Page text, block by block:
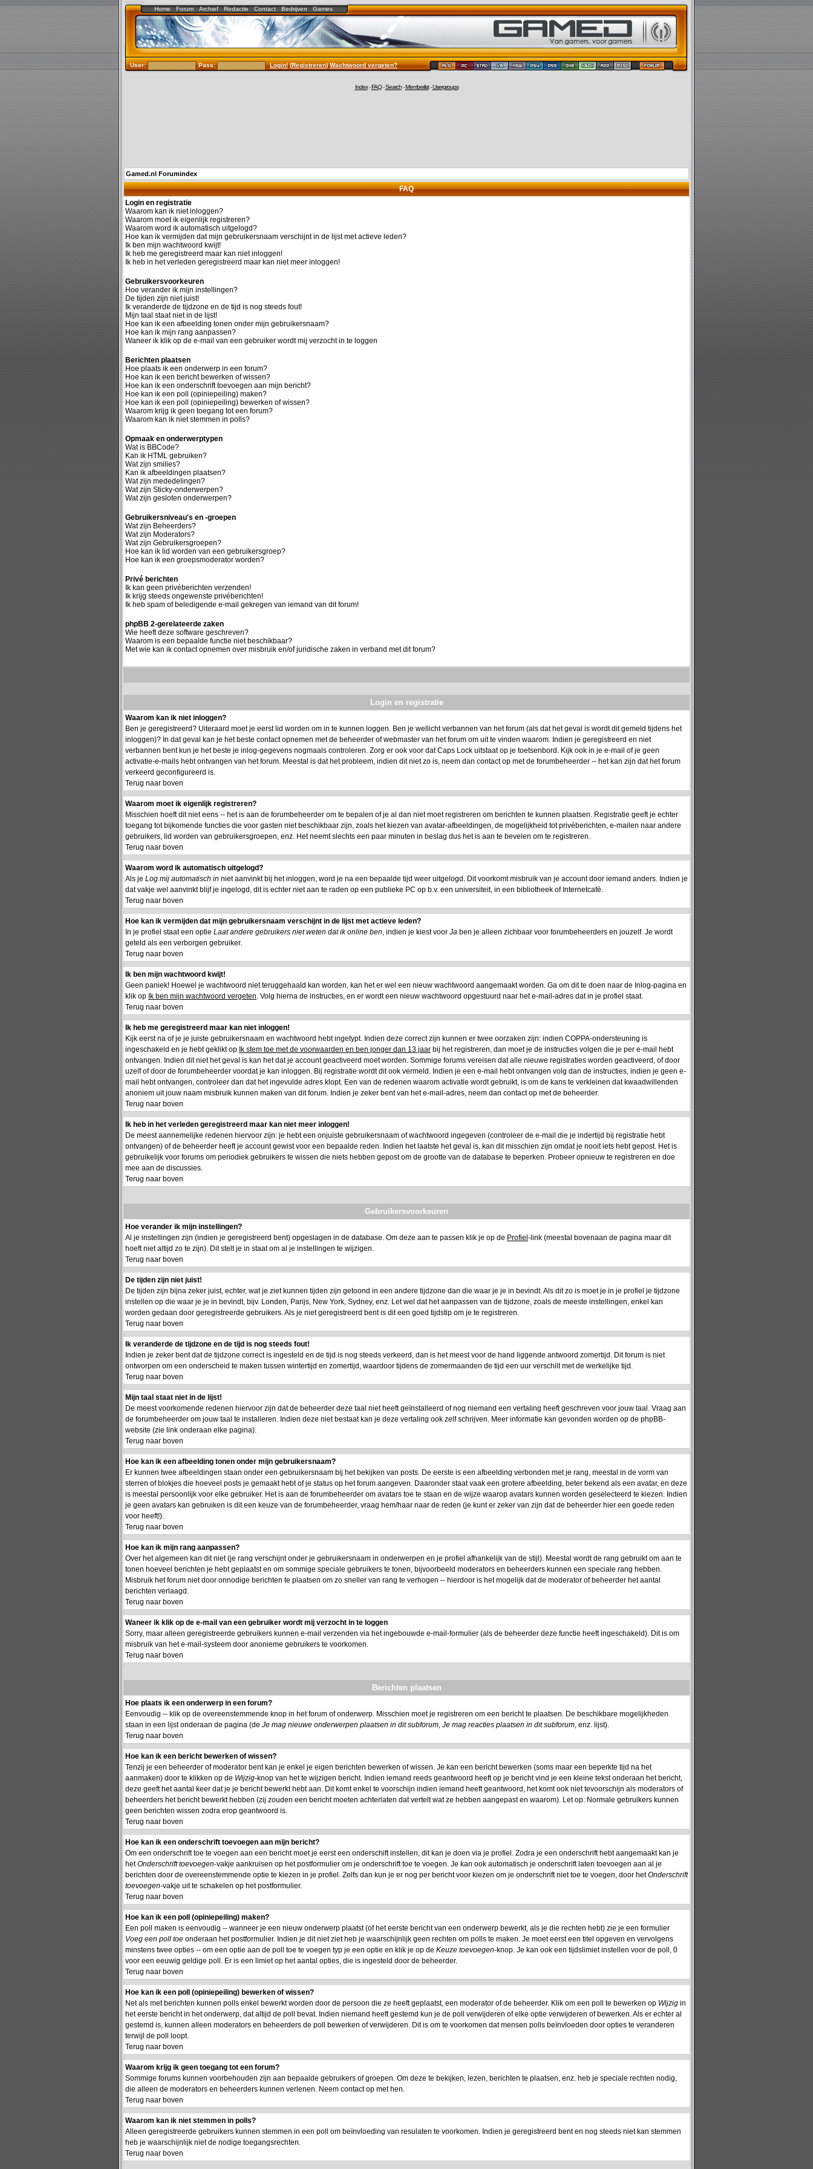
Home Forum Archief Redactie Contact Bedrijven Games
User: Pass: Login!(Registreren)Wachtwoord vergeten?
Index-FAQ-Search-Memberlist-Usergroups
Gamed.nl Forumindex
FAQ
Login en registratie
Waarom kan ik niet inloggen?
Waarom moet ik eigenlijk registreren?
Waarom word ik automatisch uitgelogd?
Hoe kan ik vermijden dat mijn gebruikersnaam verschijnt in de lijst met actieve leden?
Ik ben mijn wachtwoord kwijt!
Ik heb me geregistreerd maar kan niet inloggen!
Ik heb in het verleden geregistreerd maar kan niet meer inloggen!
Gebruikersvoorkeuren
Hoe verander ik mijn instellingen?
De tijden zijn niet juist!
Ik veranderde de tijdzone en de tijd is nog steeds fout!
Mijn taal staat niet in de lijst!
Hoe kan ik een afbeelding tonen onder mijn gebruikersnaam?
Hoe kan ik mijn rang aanpassen?
Waneer ik klik op de e-mail van een gebruiker wordt mij verzocht in te loggen
Berichten plaatsen
Hoe plaats ik een onderwerp in een forum?
Hoe kan ik een bericht bewerken of wissen?
Hoe kan ik een onderschrift toevoegen aan mijn bericht?
Hoe kan ik een poll (opiniepeiling) maken?
Hoe kan ik een poll (opiniepeiling) bewerken of wissen?
Waarom krijg ik geen toegang tot een forum?
Waarom kan ik niet stemmen in polls?
Opmaak en onderwerptypen
Wat is BBCode?
Kan ik HTML gebruiken?
Wat zijn smilies?
Kan ik afbeeldingen plaatsen?
Wat zijn mededelingen?
Wat zijn Sticky-onderwerpen?
Wat zijn gesloten onderwerpen?
Gebruikersniveau's en -groepen
Wat zijn Beheerders?
Wat zijn Moderators?
Wat zijn Gebruikersgroepen?
Hoe kan ik lid worden van een gebruikersgroep?
Hoe kan ik een groepsmoderator worden?
Privé berichten
Ik kan geen privéberichten verzenden!
Ik krijg steeds ongewenste privéberichten!
Ik heb spam of beledigende e-mail gekregen van iemand van dit forum!
phpBB 2-gerelateerde zaken
Wie heeft deze software geschreven?
Waarom is een bepaalde functie niet beschikbaar?
Met wie kan ik contact opnemen over misbruik en/of juridische zaken in verband met dit forum?
Login en registratie
Waarom kan ik niet inloggen?
Ben je geregistreerd? Uiteraard moet je eerst lid worden om in te kunnen loggen. Ben je wellicht verbannen van het forum (als dat het geval is wordt dit gemeld tijdens het
inloggen)? In dat geval kan je het beste contact opnemen met de beheerder of webmaster van het forum om uit te vinden waarom. Indien je geregistreerd en niet
verbannen bent kun je het beste je inlog-gegevens nogmaals controleren. Zorg er ook voor dat Caps Lock uitstaat op je toetsenbord. Kijk ook in je e-mail of je geen
activatie-e-mails hebt ontvangen van het forum. Meestal is dat het probleem, indien dit niet zo is, neem dan contact op met de forumbeheerder -- het kan zijn dat het forum
verkeerd geconfigureerd is.
Terug naar boven
Waarom moet ik eigenlijk registreren?
Misschien hoeft dit niet eens -- het is aan de forumbeheerder om te bepalen of je al dan niet moet registreren om berichten te kunnen plaatsen. Registratie geeft je echter
toegang tot bijkomende functies die voor gasten niet beschikbaar zijn, zoals het kiezen van avatar-afbeeldingen, de mogelijkheid tot privéberichten, e-mailen naar andere
gebruikers, lid worden van gebruikersgroepen, enz. Het neemt slechts een paar minuten in beslag dus het is aan te bevelen om te registreren.
Terug naar boven
Waarom word ik automatisch uitgelogd?
Als je Log mij automatisch in niet aanvinkt bij het inloggen, word je na een bepaalde tijd weer uitgelogd. Dit voorkomt misbruik van je account door iemand anders. Indien je
dat vakje wel aanvinkt blijf je ingelogd, dit is echter niet aan te raden op een publieke PC op b.v. een universiteit, in een bibliotheek of Internetcafé.
Terug naar boven
Hoe kan ik vermijden dat mijn gebruikersnaam verschijnt in de lijst met actieve leden?
In je profiel staat een optie Laat andere gebruikers niet weten dat ik online ben, indien je kiest voor Ja ben je alleen zichbaar voor forumbeheerders en jouzelf. Je wordt
geteld als een verborgen gebruiker.
Terug naar boven
Ik ben mijn wachtwoord kwijt!
Geen paniek! Hoewel je wachtwoord niet teruggehaald kan worden, kan het er wel een nieuw wachtwoord aangemaakt worden. Ga om dit te doen naar de Inlog-pagina en
klik op Ik ben mijn wachtwoord vergeten. Volg hierna de instructies, en er wordt een nieuw wachtwoord opgestuurd naar het e-mail-adres dat in je profiel staat.
Terug naar boven
Ik heb me geregistreerd maar kan niet inloggen!
Kijk eerst na of je je juiste gebruikersnaam en wachtwoord hebt ingetypt. Indien deze correct zijn kunnen er twee oorzaken zijn: indien COPPA-ondersteuning is
ingeschakeld en je hebt geklikt op Ik stem toe met de voorwaarden en ben jonger dan 13 jaar bij het registreren, dan moet je de instructies volgen die je per e-mail hebt
ontvangen. Indien dit niet het geval is kan het dat je account geactiveerd moet worden. Sommige forums vereisen dat alle nieuwe registraties worden geactiveerd, of door
uzelf of door de forumbeheerder voordat je kan inloggen. Bij registratie wordt dit ook vermeld. Indien je een e-mail hebt ontvangen volg dan de instructies, indien je geen e-
mail hebt ontvangen, controleer dan dat het ingevulde adres klopt. Een van de redenen waarom activatie wordt gebruikt, is om de kans te verkleinen dat kwaadwillenden
anoniem uit jouw naam misbruik kunnen maken van dit forum. Indien je zeker bent van het e-mail-adres, neem dan contact op met de beheerder.
Terug naar boven
Ik heb in het verleden geregistreerd maar kan niet meer inloggen!
De meest aannemelijke redenen hiervoor zijn: je hebt een onjuiste gebruikersnaam of wachtwoord ingegeven (controleer de e-mail die je indertijd bij registratie hebt
ontvangen) of de beheerder heeft je account gewist voor een bepaalde reden. Indien het laatste het geval is, kan dit misschien zijn omdat je nooit iets hebt gepost. Het is
gebruikelijk voor forums om periodiek gebruikers te wissen die niets hebben gepost om de grootte van de database te beperken. Probeer opnieuw te registreren en doe
mee aan de discussies.
Terug naar boven
Gebruikersvoorkeuren
Hoe verander ik mijn instellingen?
Al je instellingen zijn (indien je geregistreerd bent) opgeslagen in de database. Om deze aan te passen klik je op de Profiel -link (meestal bovenaan de pagina maar dit
hoeft niet altijd zo te zijn). Dit stelt je in staat om al je instellingen te wijzigen.
Terug naar boven
De tijden zijn niet juist!
De tijden zijn bijna zeker juist, echter, wat je ziet kunnen tijden zijn getoond in een andere tijdzone dan die waar je je in bevindt. Als dit zo is moet je in je profiel je tijdzone
instellen op die waar je je in bevindt, bijv. Londen, Parijs, New York, Sydney, enz. Let wel dat het aanpassen van de tijdzone, zoals de meeste instellingen, enkel kan
worden gedaan door geregistreerde gebruikers. Als je niet geregistreerd bent is dit een goed tijdstip om je te registreren.
Terug naar boven
Ik veranderde de tijdzone en de tijd is nog steeds fout!
Indien je zeker bent dat de tijdzone correct is ingesteld en de tijd is nog steeds verkeerd, dan is het meest voor de hand liggende antwoord zomertijd. Dit forum is niet
ontworpen om een onderscheid te maken tussen wintertijd en zomertijd, waardoor tijdens de zomermaanden de tijd een uur verschilt met de werkelijke tijd.
Terug naar boven
Mijn taal staat niet in de lijst!
De meest voorkomende redenen hiervoor zijn dat de beheerder deze taal niet heeft geïnstalleerd of nog niemand een vertaling heeft geschreven voor jouw taal. Vraag aan
de forumbeheerder om jouw taal te installeren. Indien deze niet bestaat kan je deze vertaling ook zelf schrijven. Meer informatie kan gevonden worden op de phpBB-
website (zie link onderaan elke pagina).
Terug naar boven
Hoe kan ik een afbeelding tonen onder mijn gebruikersnaam?
Er kunnen twee afbeeldingen staan onder een gebruikersnaam bij het bekijken van posts. De eerste is een afbeelding verbonden met je rang, meestal in de vorm van
sterren of blokjes die hoeveel posts je gemaakt hebt of je status op het forum aangeven. Daaronder staat vaak een grotere afbeelding, beter bekend als een avatar, en deze
is meestal persoonlijk voor elke gebruiker. Het is aan de forumbeheerder om avatars toe te staan en de wijze waarop avatars kunnen worden geselecteerd te kiezen. Indien
je geen avatars kan gebruiken is dit een keuze van de forumbeheerder, vraag hem/haar naar de reden (je kunt er zeker van zijn dat de beheerder hier een goede reden
voor heeft!).
Terug naar boven
Hoe kan ik mijn rang aanpassen?
Over het algemeen kan dit niet (je rang verschijnt onder je gebruikersnaam in onderwerpen en je profiel afhankelijk van de stijl). Meestal wordt de rang gebruikt om aan te
tonen hoeveel berichten je hebt geplaatst en om sommige speciale gebruikers te tonen, bijvoorbeeld moderators en beheerders kunnen een speciale rang hebben.
Misbruik het forum niet door onnodige berichten te plaatsen om zo sneller van rang te verhogen -- hierdoor is het mogelijk dat de moderator of beheerder het aantal
berichten verlaagd.
Terug naar boven
Waneer ik klik op de e-mail van een gebruiker wordt mij verzocht in te loggen
Sorry, maar alleen geregistreerde gebruikers kunnen e-mail verzenden via het ingebouwde e-mail-formulier (als de beheerder deze functie heeft ingeschakeld). Dit is om
misbruik van het e-mail-systeem door anonieme gebruikers te voorkomen.
Terug naar boven
Berichten plaatsen
Hoe plaats ik een onderwerp in een forum?
Eenvoudig -- klik op de overeenstemmende knop in het forum of onderwerp. Misschien moet je registreren om een bericht te plaatsen. De beschikbare mogelijkheden
staan in een lijst onderaan de pagina (de Je mag nieuwe onderwerpen plaatsen in dit subforum, Je mag reacties plaatsen in dit subforum, enz. lijst).
Terug naar boven
Hoe kan ik een bericht bewerken of wissen?
Tenzij je een beheerder of moderator bent kan je enkel je eigen berichten bewerken of wissen. Je kan een bericht bewerken (soms maar een beperkte tijd na het
aanmaken) door te klikken op de Wijzig-knop van het te wijzigen bericht. Indien iemand reeds geantwoord heeft op je bericht vind je een kleine tekst onderaan het bericht,
deze geeft het aantal keer dat je je bericht bewerkt hebt aan. Dit komt enkel te voorschijn indien iemand heeft geantwoord, het komt ook niet tevoorschijn als moderators of
beheerders het bericht bewerkt hebben (zij zouden een bericht moeten achterlaten dat vertelt wat ze hebben aangepast en waarom). Let op: Normale gebruikers kunnen
geen berichten wissen zodra erop geantwoord is.
Terug naar boven
Hoe kan ik een onderschrift toevoegen aan mijn bericht?
Om een onderschrift toe te voegen aan een bericht moet je eerst een onderschift instellen, dit kan je doen via je profiel. Zodra je een onderschrift hebt aangemaakt kan je
hetOnderschrift toevoegen-vakje aankruisen op het postformulier om je onderschrift toe te voegen. Je kan ook automatisch je onderschrift laten toevoegen aan al je
berichten door de overeenstemmende optie te kiezen in je profiel. Zelfs dan kun je er nog per bericht voor kiezen om je onderschrift niet toe te voegen, door hetOnderschrift
toevoegen-vakje uit te schakelen op het postformulier.
Terug naar boven
Hoe kan ik een poll (opiniepeiling) maken?
Een poll maken is eenvoudig -- wanneer je een nieuw onderwerp plaatst (of het eerste bericht van een onderwerp bewerkt, als je die rechten hebt) zie je een formulier
Voeg een poll toe onderaan het postformulier. Indien je dit niet ziet heb je waarschijnlijk geen rechten om polls te maken. Je moet eerst een titel opgeven en vervolgens
minstens twee opties -- om een optie aan de poll toe te voegen typ je een optie en klik je op de Keuze toevoegen-knop. Je kan ook een tijdslimiet instellen voor de poll, 0
voor een eeuwig geldige poll. Er is een limiet op het aantal opties, die is ingesteld door de beheerder.
Terug naar boven
Hoe kan ik een poll (opiniepeiling) bewerken of wissen?
Net als met berichten kunnen polls enkel bewerkt worden door de persoon die ze heeft geplaatst, een moderator of de beheerder. Klik om een poll te bewerken op Wijzig in
het eerste bericht in het onderwerp, dat altijd de poll bevat. Indien niemand heeft gestemd kun je de poll verwijderen of elke optie verwijderen of bewerken. Als er echter al
gestemd is, kunnen alleen moderators en beheerders de poll bewerken of verwijderen. Dit is om te voorkomen dat mensen polls beïnvloeden door opties te veranderen
terwijl de poll loopt.
Terug naar boven
Waarom krijg ik geen toegang tot een forum?
Sommige forums kunnen voorbehouden zijn aan bepaalde gebruikers of groepen. Om deze te bekijken, lezen, berichten te plaatsen, enz. heb je speciale rechten nodig,
die alleen de moderators en beheerders kunnen verlenen. Neem contact op met hen.
Terug naar boven
Waarom kan ik niet stemmen in polls?
Alleen geregistreerde gebruikers kunnen stemmen in een poll om beïnvloeding van resulaten te voorkomen. Indien je geregistreerd bent en nog steeds niet kan stemmen
heb je waarschijnlijk niet de nodige toegangsrechten.
Terug naar boven